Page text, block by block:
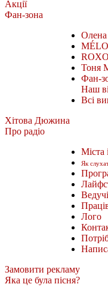
Акції
Фан-зона
Тоня
Фан-
Наш
Всі
Хітова Дюжина
Про радіо
Міста
Як
Ведучі
Лого
Замовити рекламу
Яка це була пісня?